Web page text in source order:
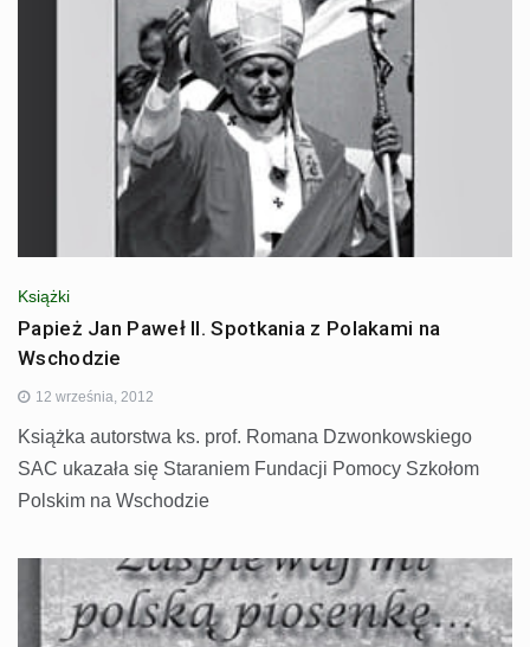
Książki
Papież Jan Paweł II. Spotkania z Polakami na
Wschodzie
12 września, 2012
Książka autorstwa ks. prof. Romana Dzwonkowskiego
SAC ukazała się Staraniem Fundacji Pomocy Szkołom
Polskim na Wschodzie